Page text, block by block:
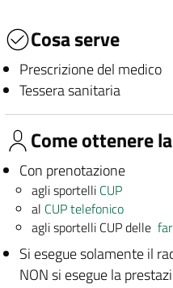
Cosa serve
Prescrizione del medico
Tessera sanitaria
Come ottenere
Con prenotazione
agli sportelli CUP
al CUP telefonico
agli sportelli CUP delle
Si esegue solamente il
NON si esegue la